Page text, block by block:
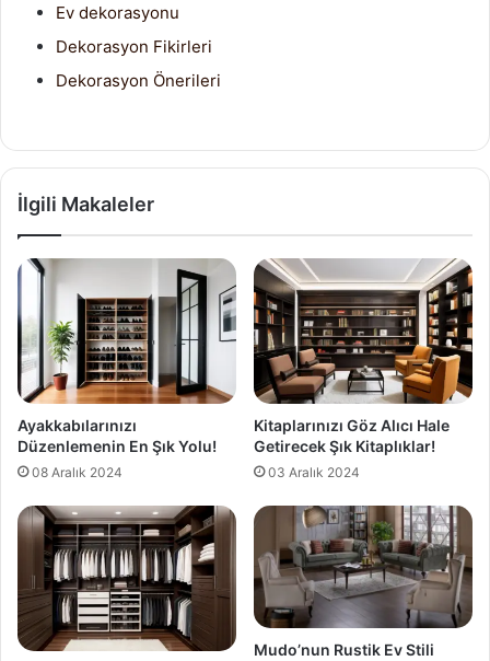
Ev dekorasyonu
Dekorasyon Fikirleri
Dekorasyon Önerileri
İlgili Makaleler
Ayakkabılarınızı
Düzenlemenin En Şık Yolu!
08 Aralık 2024
Kitaplarınızı Göz Alıcı Hale
Getirecek Şık Kitaplıklar!
03 Aralık 2024
Mudo’nun Rustik Ev Stili